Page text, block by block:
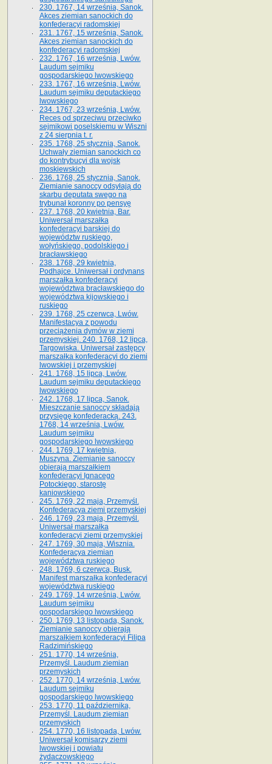
230. 1767, 14 września, Sanok.
Akces ziemian sanockich do
konfederacyi radomskiej
231. 1767, 15 września, Sanok.
Akces ziemian sanockich do
konfederacyi radomskiej
232. 1767, 16 września, Lwów.
Laudum sejmiku
gospodarskiego lwowskiego
233. 1767, 16 września, Lwów.
Laudum sejmiku deputackiego
lwowskiego
234. 1767, 23 września, Lwów.
Reces od sprzeciwu przeciwko
sejmikowi poselskiemu w Wiszni
z 24 sierpnia t. r.
235. 1768, 25 stycznia, Sanok.
Uchwały ziemian sanockich co
do kontrybucyi dla wojsk
moskiewskich
236. 1768, 25 stycznia, Sanok.
Ziemianie sanoccy odsyłają do
skarbu deputata swego na
trybunał koronny po pensyę
237. 1768, 20 kwietnia, Bar.
Uniwersał marszałka
konfederacyi barskiej do
województw ruskiego,
wołyńskiego, podolskiego i
bracławskiego
238. 1768, 29 kwietnia,
Podhajce. Uniwersał i ordynans
marszałka konfederacyi
województwa bracławskiego do
wo­jewództwa kijowskiego i
ruskiego
239. 1768, 25 czerwca, Lwów.
Manifestacya z powodu
przeciążenia dymów w ziemi
przemyskiej. 240. 1768, 12 lipca,
Targowiska. Uniwersał zastępcy
marszałka konfederacyi do ziemi
lwowskiej i przemyskiej
241. 1768, 15 lipca, Lwów.
Laudum sejmiku deputackiego
lwowskiego
242. 1768, 17 lipca, Sanok.
Mieszczanie sanoccy składają
przysięgę konfederacką. 243.
1768, 14 września, Lwów.
Laudum sejmiku
gospodarskiego lwowskiego
244. 1769, 17 kwietnia,
Muszyna. Ziemianie sanoccy
obierają marszałkiem
konfederacyi Ignacego
Potockiego, starostę
kaniowskiego
245. 1769, 22 maja, Przemyśl.
Konfederacya ziemi przemyskiej
246. 1769, 23 maja, Przemyśl.
Uniwersał marszałka
konfederacyi ziemi przemyskiej
247. 1769, 30 maja, Wisznia.
Konfederacya ziemian
województwa ruskiego
248. 1769, 6 czerwca, Busk.
Manifest marszałka konfederacyi
województwa ruskiego
249. 1769, 14 września, Lwów.
Laudum sejmiku
gospodarskiego lwowskiego
250. 1769, 13 listopada, Sanok.
Ziemianie sanoccy obierają
marszałkiem konfederacyi Filipa
Radzimińskiego
251. 1770, 14 września,
Przemyśl. Laudum ziemian
przemyskich
252. 1770, 14 września, Lwów.
Laudum sejmiku
gospodarskiego lwowskiego
253. 1770, 11 października,
Przemyśl. Laudum ziemian
przemyskich
254. 1770, 16 listopada, Lwów.
Uniwersał komisarzy ziemi
lwowskiej i powiatu
żydaczowskiego